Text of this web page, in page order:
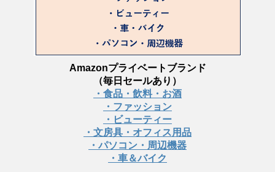
Amazonプライベートブランド
（毎日セールあり）
・食品・飲料・お酒
・ファッション
・ビューティー
・文房具・オフィス用品
・パソコン・周辺機器
・車＆バイク